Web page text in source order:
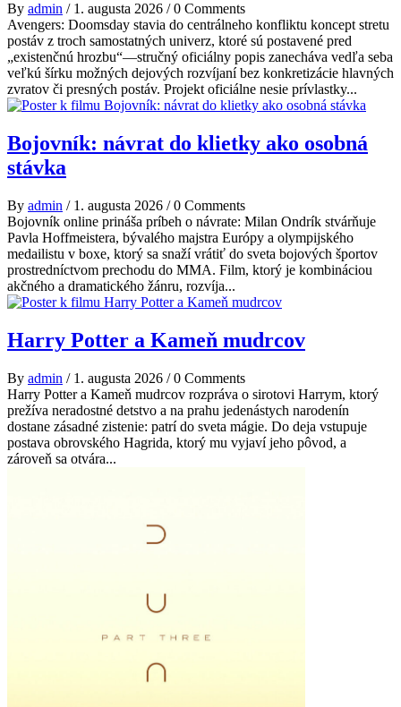
By admin / 1. augusta 2026 /0 Comments
Avengers: Doomsday stavia do centrálneho konfliktu koncept stretu
postáv z troch samostatných univerz, ktoré sú postavené pred
„existenčnú hrozbu“—stručný oficiálny popis zanecháva vedľa seba
veľkú šírku možných dejových rozvíjaní bez konkretizácie hlavných
zvratov či presných postáv. Projekt oficiálne nesie prívlastky...
Bojovník: návrat do klietky ako osobná
stávka
By admin / 1. augusta 2026 /0 Comments
Bojovník online prináša príbeh o návrate: Milan Ondrík stvárňuje
Pavla Hoffmeistera, bývalého majstra Európy a olympijského
medailistu v boxe, ktorý sa snaží vrátiť do sveta bojových športov
prostredníctvom prechodu do MMA. Film, ktorý je kombináciou
akčného a dramatického žánru, rozvíja...
Harry Potter a Kameň mudrcov
By admin / 1. augusta 2026 /0 Comments
Harry Potter a Kameň mudrcov rozpráva o sirotovi Harrym, ktorý
prežíva neradostné detstvo a na prahu jedenástych narodenín
dostane zásadné zistenie: patrí do sveta mágie. Do deja vstupuje
postava obrovského Hagrida, ktorý mu vyjaví jeho pôvod, a
zároveň sa otvára...